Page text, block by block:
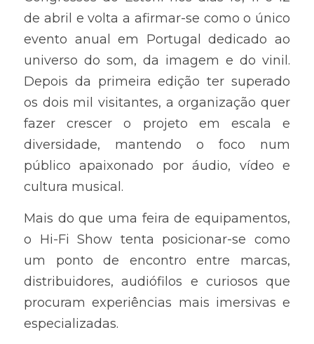
de abril e volta a afirmar-se como o único
evento anual em Portugal dedicado ao
universo do som, da imagem e do vinil.
Depois da primeira edição ter superado
os dois mil visitantes, a organização quer
fazer crescer o projeto em escala e
diversidade, mantendo o foco num
público apaixonado por áudio, vídeo e
cultura musical.
Mais do que uma feira de equipamentos,
o Hi-Fi Show tenta posicionar-se como
um ponto de encontro entre marcas,
distribuidores, audiófilos e curiosos que
procuram experiências mais imersivas e
especializadas.